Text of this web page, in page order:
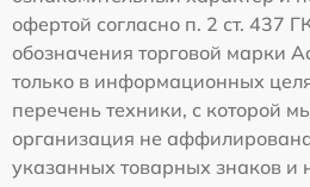
офертой согласно п. 2 ст. 437
обозначения торговой марки
только в информационных
перечень техники, с которой
организация не
указанных товарных знаков и